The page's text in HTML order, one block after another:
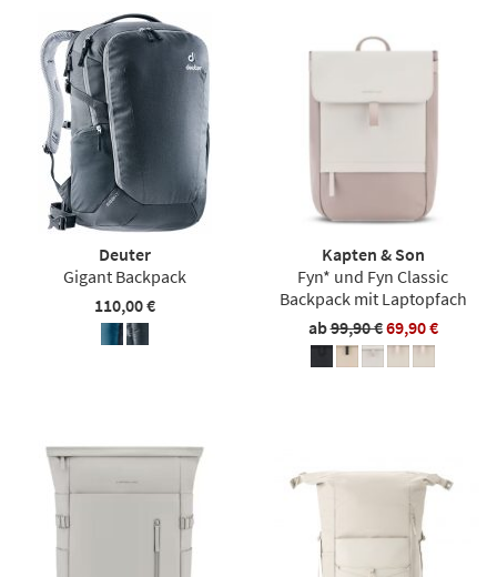
Deuter
Gigant Backpack
110,00 €
Kapten & Son
Fyn* und Fyn Classic
Backpack mit Laptopfach
ab99,90 €69,90 €